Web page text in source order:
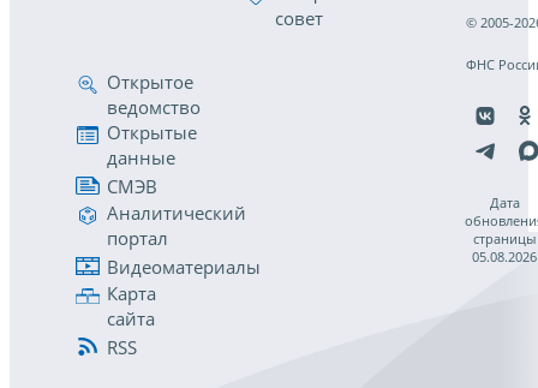
совет
Открытое
ведомство
Открытые
данные
СМЭВ
Аналитический
портал
Видеоматериалы
Карта
сайта
RSS
© 2005-
ФНС
Дата
страницы
05.08.2026